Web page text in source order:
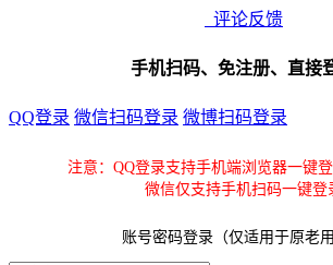
评论反馈
手机扫码、免注册、直接
QQ登录 微信扫码登录 微博扫码登录
注意：QQ登录支持手机端浏览器一键
微信仅支持手机扫码一键登
账号密码登录（仅适用于原老用